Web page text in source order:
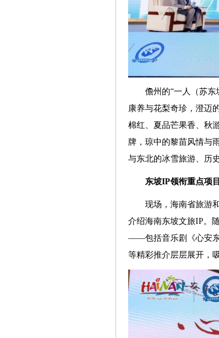
儋州的“一人（苏
康养与花梨奇珍，澄迈
棉红、夏品芒果香、秋
牌，琼中的黎苗风情与
与东北的冰雪旅游、历
东坡IP领衔重点项
现场，海南省旅游
介绍海南东坡文旅IP。
——包括音乐剧《心安东
等精彩推介层层展开，